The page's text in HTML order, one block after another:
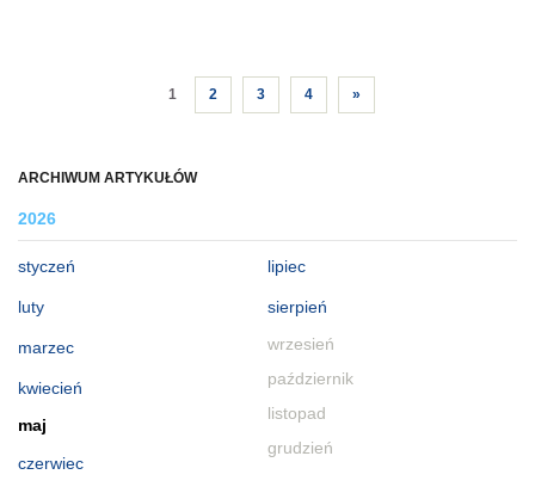
ARCHIWUM ARTYKUŁÓW
2026
styczeń
luty
marzec
kwiecień
maj
czerwiec
lipiec
sierpień
wrzesień
październik
listopad
grudzień
1 2 3 4 »